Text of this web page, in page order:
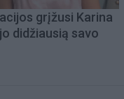
grįžusi Karina
didžiausią savo